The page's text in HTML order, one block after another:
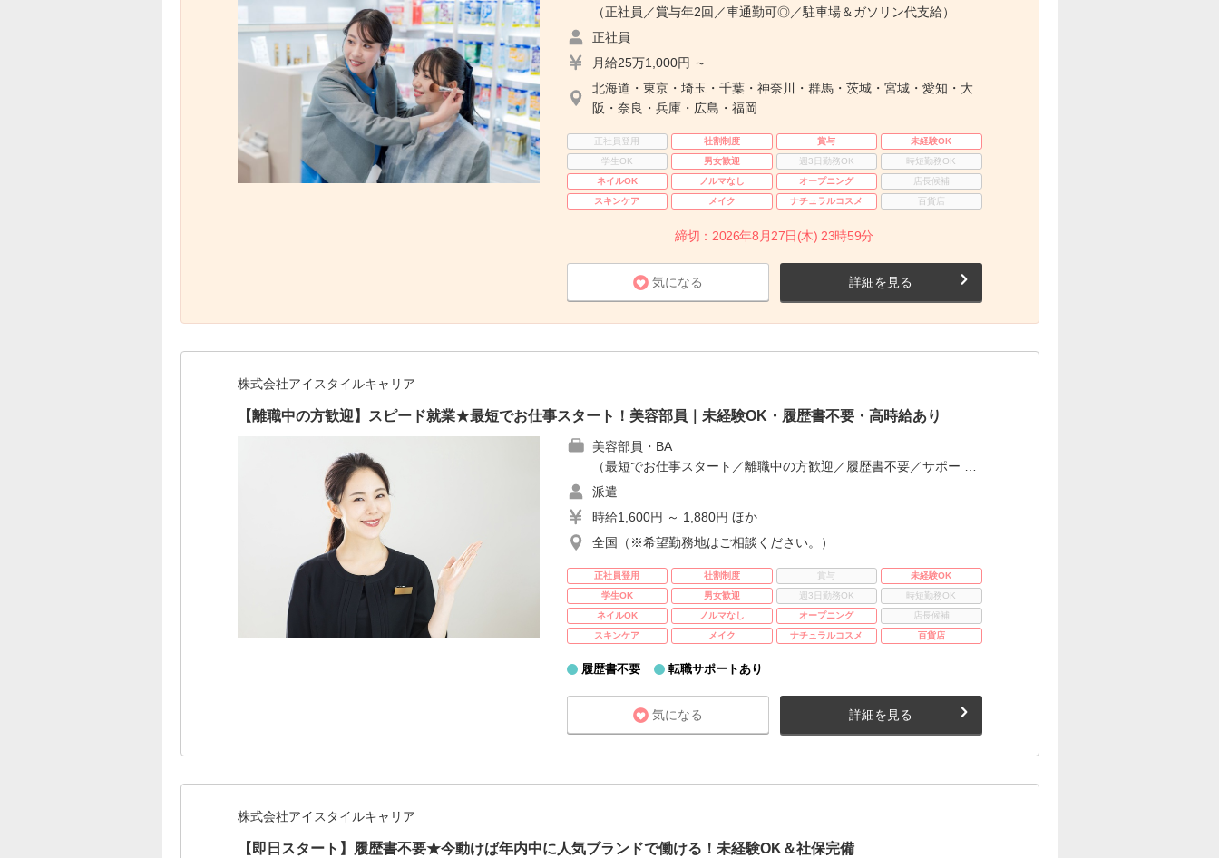
（正社員／賞与年2回／車通勤可◎／駐車場＆ガソリン代支給）
正社員
月給25万1,000円 ～
北海道・東京・埼玉・千葉・神奈川・群馬・茨城・宮城・愛知・大
阪・奈良・兵庫・広島・福岡
正社員登用 社割制度 賞与
未経験OK
学生OK
男女歓迎 週3日勤務OK
時短勤務OK
ネイルOK
ノルマなし オープニング
店長候補
スキンケア
メイク ナチュラルコスメ 百貨店
締切：2026年8月27日(木) 23時59分
気になる 詳細を見る
株式会社アイスタイルキャリア
【離職中の方歓迎】スピード就業★最短でお仕事スタート！美容部員｜未経験OK・履歴書不要・高時給あり
美容部員・BA
（最短でお仕事スタート／離職中の方歓迎／履歴書不要／サポー …
派遣
時給1,600円 ～ 1,880円 ほか
全国（※希望勤務地はご相談ください。）
正社員登用 社割制度 賞与
未経験OK
学生OK
男女歓迎 週3日勤務OK
時短勤務OK
ネイルOK
ノルマなし オープニング
店長候補
スキンケア
メイク ナチュラルコスメ 百貨店
履歴書不要 転職サポートあり
気になる 詳細を見る
株式会社アイスタイルキャリア
【即日スタート】履歴書不要★今動けば年内中に人気ブランドで働ける！未経験OK＆社保完備